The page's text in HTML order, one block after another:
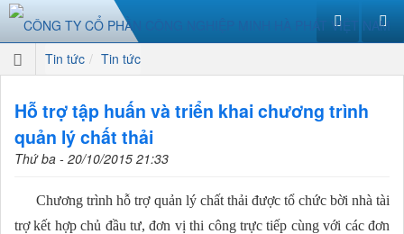
Tin tức Tin tức
Hỗ trợ tập huấn và triển khai chương trình
quản lý chất thải
Thứ ba - 20/10/2015 21:33
Chương trình hỗ trợ quản lý chất thải được tổ chức bời nhà tài
trợ kết hợp chủ đầu tư, đơn vị thi công trực tiếp cùng với các đơn